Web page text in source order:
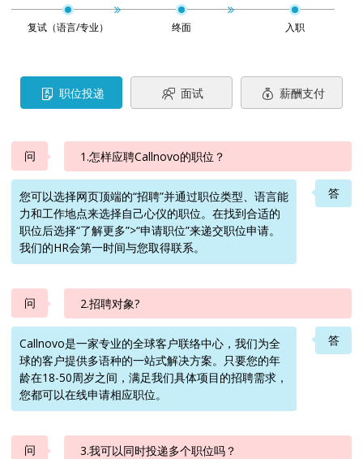
复试（语言/专业） 终面 入职
职位投递 面试 薪酬支付
问 1.怎样应聘Callnovo的职位？
答
您可以选择网页顶端的“招聘”并通过职位类型、语言能
力和工作地点来选择自己心仪的职位。在找到合适的
职位后选择“了解更多”>“申请职位”来递交职位申请。
我们的HR会第一时间与您取得联系。
问 2.招聘对象?
答
Callnovo是一家专业的全球客户联络中心，我们为全
球的客户提供多语种的一站式解决方案。只要您的年
龄在18-50周岁之间，满足我们具体项目的招聘需求，
您都可以在线申请相应职位。
问 3.我可以同时投递多个职位吗？